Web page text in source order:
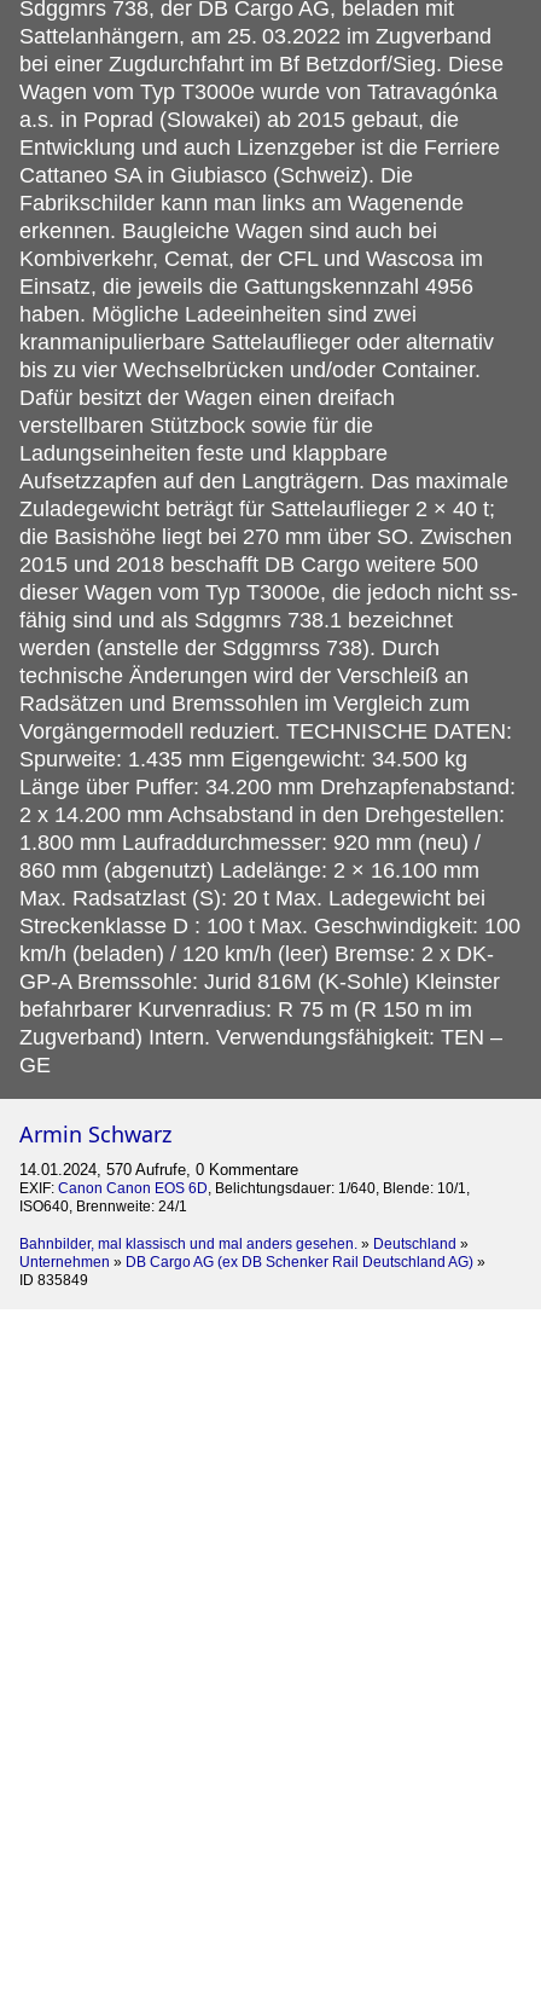
Sdggmrs 738, der DB Cargo AG, beladen mit
Sattelanhängern, am 25. 03.2022 im Zugverband
bei einer Zugdurchfahrt im Bf Betzdorf/Sieg. Diese
Wagen vom Typ T3000e wurde von Tatravagónka
a.s. in Poprad (Slowakei) ab 2015 gebaut, die
Entwicklung und auch Lizenzgeber ist die Ferriere
Cattaneo SA in Giubiasco (Schweiz). Die
Fabrikschilder kann man links am Wagenende
erkennen. Baugleiche Wagen sind auch bei
Kombiverkehr, Cemat, der CFL und Wascosa im
Einsatz, die jeweils die Gattungskennzahl 4956
haben. Mögliche Ladeeinheiten sind zwei
kranmanipulierbare Sattelauflieger oder alternativ
bis zu vier Wechselbrücken und/oder Container.
Dafür besitzt der Wagen einen dreifach
verstellbaren Stützbock sowie für die
Ladungseinheiten feste und klappbare
Aufsetzzapfen auf den Langträgern. Das maximale
Zuladegewicht beträgt für Sattelauflieger 2 × 40 t;
die Basishöhe liegt bei 270 mm über SO. Zwischen
2015 und 2018 beschafft DB Cargo weitere 500
dieser Wagen vom Typ T3000e, die jedoch nicht ss-
fähig sind und als Sdggmrs 738.1 bezeichnet
werden (anstelle der Sdggmrss 738). Durch
technische Änderungen wird der Verschleiß an
Radsätzen und Bremssohlen im Vergleich zum
Vorgängermodell reduziert. TECHNISCHE DATEN:
Spurweite: 1.435 mm Eigengewicht: 34.500 kg
Länge über Puffer: 34.200 mm Drehzapfenabstand:
2 x 14.200 mm Achsabstand in den Drehgestellen:
1.800 mm Laufraddurchmesser: 920 mm (neu) /
860 mm (abgenutzt) Ladelänge: 2 × 16.100 mm
Max. Radsatzlast (S): 20 t Max. Ladegewicht bei
Streckenklasse D : 100 t Max. Geschwindigkeit: 100
km/h (beladen) / 120 km/h (leer) Bremse: 2 x DK-
GP-A Bremssohle: Jurid 816M (K-Sohle) Kleinster
befahrbarer Kurvenradius: R 75 m (R 150 m im
Zugverband) Intern. Verwendungsfähigkeit: TEN –
GE
Armin Schwarz
14.01.2024, 570 Aufrufe, 0 Kommentare
EXIF: Canon Canon EOS 6D, Belichtungsdauer: 1/640, Blende: 10/1,
ISO640, Brennweite: 24/1
Bahnbilder, mal klassisch und mal anders gesehen. » Deutschland »
Unternehmen » DB Cargo AG (ex DB Schenker Rail Deutschland AG) »
ID 835849